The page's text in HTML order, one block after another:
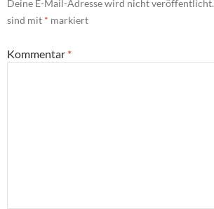
Deine E-Mail-Adresse wird nicht veröffentlicht.
sind mit * markiert
Kommentar *